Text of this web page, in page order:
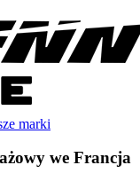
marki
we Francja